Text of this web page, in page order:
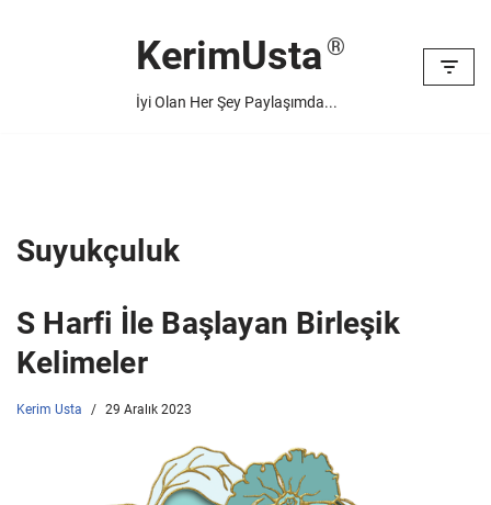
KerimUsta
İyi Olan Her Şey Paylaşımda...
Suyukçuluk
S Harfi İle Başlayan Birleşik
Kelimeler
Kerim Usta 29 Aralık 2023